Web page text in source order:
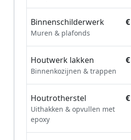
Binnenschilderwerk
Muren & plafonds
Houtwerk lakken
Binnenkozijnen & trappen
Houtrotherstel
Uithakken & opvullen met
epoxy